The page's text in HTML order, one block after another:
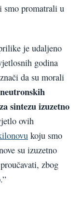
smo promatrali u
je udaljeno
godina
da su morali
sintezu izuzetno
ovih
koju smo
su izuzetno
zbog